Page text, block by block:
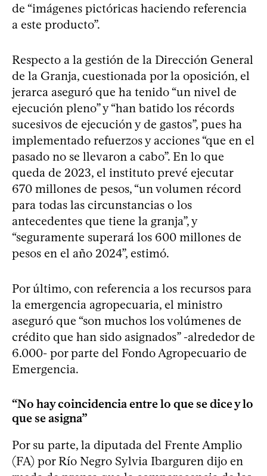
de “imágenes pictóricas haciendo referencia
a este producto”.
Respecto a la gestión de la Dirección General
de la Granja, cuestionada por la oposición, el
jerarca aseguró que ha tenido “un nivel de
ejecución pleno” y “han batido los récords
sucesivos de ejecución y de gastos”, pues ha
implementado refuerzos y acciones “que en el
pasado no se llevaron a cabo”. En lo que
queda de 2023, el instituto prevé ejecutar
670 millones de pesos, “un volumen récord
para todas las circunstancias o los
antecedentes que tiene la granja”, y
“seguramente superará los 600 millones de
pesos en el año 2024”, estimó.
Por último, con referencia a los recursos para
la emergencia agropecuaria, el ministro
aseguró que “son muchos los volúmenes de
crédito que han sido asignados” -alrededor de
6.000- por parte del Fondo Agropecuario de
Emergencia.
“No hay coincidencia entre lo que se dice y lo
que se asigna”
Por su parte, la diputada del Frente Amplio
(FA) por Río Negro Sylvia Ibarguren dijo en